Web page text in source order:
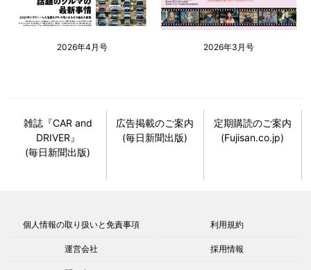
2026年4月号 2026年3月号
雑誌『CAR and
DRIVER』
(毎日新聞出版)
広告掲載のご案内
(毎日新聞出版)
定期購読のご案内
(Fujisan.co.jp)
個人情報の取り扱いと免責事項 利用規約
運営会社 採用情報